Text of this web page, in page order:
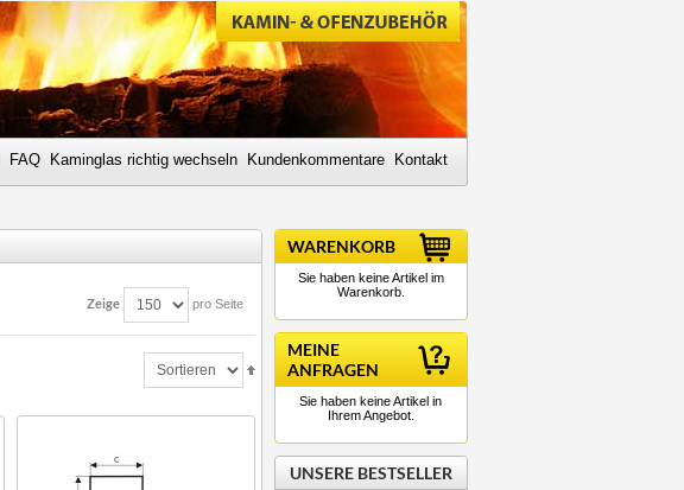
FAQ Kaminglas richtig wechseln Kundenkommentare Kontakt
Zeige pro Seite
WARENKORB
Sie haben keine Artikel im
Warenkorb.
MEINE
ANFRAGEN
Sie haben keine Artikel in
Ihrem Angebot.
UNSERE BESTSELLER